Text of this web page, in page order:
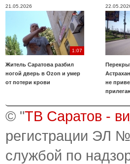
21.05.2026
1:07
Житель Саратова разбил
ногой дверь в Ozon и умер
от потери крови
не
© "ТВ Саратов -
регистрации ЭЛ
службой по